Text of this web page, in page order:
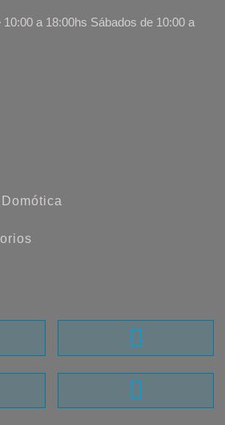
a 18:00hs Sábados de 10:00 a